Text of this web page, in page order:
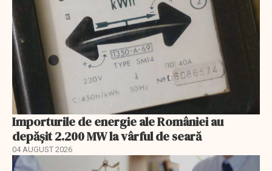
Importurile de energie ale României au
depășit 2.200 MW la vârful de seară
04 AUGUST 2026